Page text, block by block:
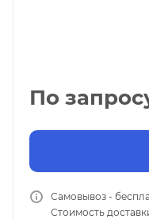
По
Самовывоз -
Стоимость